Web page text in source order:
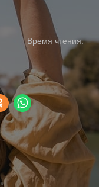
Время чтения: